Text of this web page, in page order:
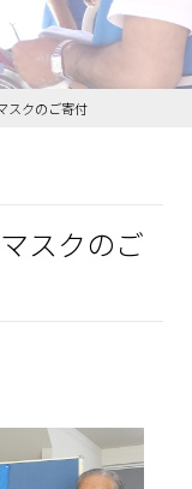
スクのご寄付
スクのご